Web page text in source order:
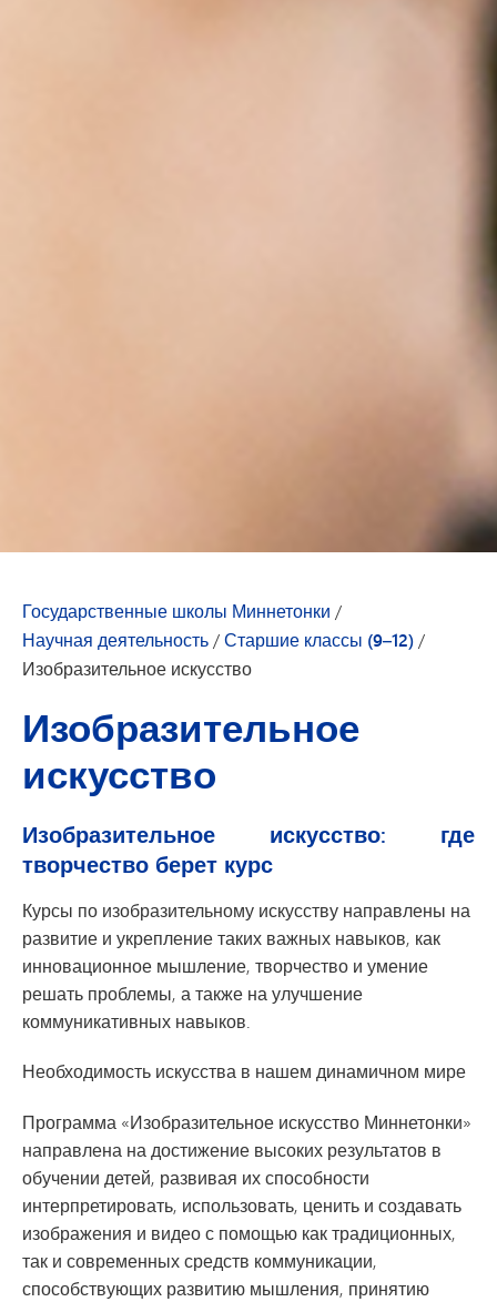
Государственные школы Миннетонки /
Научная деятельность /Старшие классы (9–12) /
Изобразительное искусство
Изобразительное
искусство
Изобразительное искусство: где
творчество берет курс
Курсы по изобразительному искусству направлены на
развитие и укрепление таких важных навыков, как
инновационное мышление, творчество и умение
решать проблемы, а также на улучшение
коммуникативных навыков.
Необходимость искусства в нашем динамичном мире
Программа «Изобразительное искусство Миннетонки»
направлена на достижение высоких результатов в
обучении детей, развивая их способности
интерпретировать, использовать, ценить и создавать
изображения и видео с помощью как традиционных,
так и современных средств коммуникации,
способствующих развитию мышления, принятию